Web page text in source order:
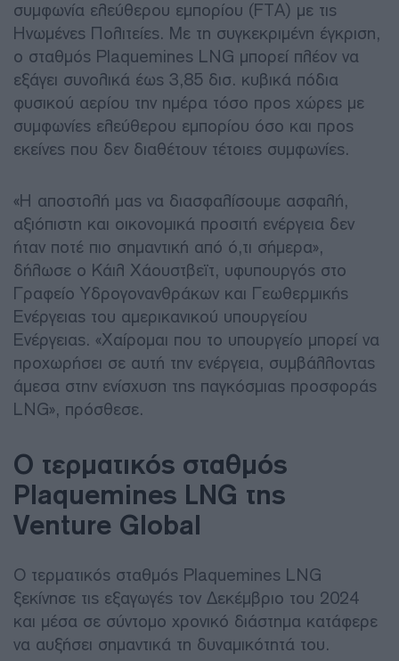
συμφωνία ελεύθερου εμπορίου (FTA) με τις
Ηνωμένες Πολιτείες. Με τη συγκεκριμένη έγκριση,
ο σταθμός Plaquemines LNG μπορεί πλέον να
εξάγει συνολικά έως 3,85 δισ. κυβικά πόδια
φυσικού αερίου την ημέρα τόσο προς χώρες με
συμφωνίες ελεύθερου εμπορίου όσο και προς
εκείνες που δεν διαθέτουν τέτοιες συμφωνίες.
«Η αποστολή μας να διασφαλίσουμε ασφαλή,
αξιόπιστη και οικονομικά προσιτή ενέργεια δεν
ήταν ποτέ πιο σημαντική από ό,τι σήμερα»,
δήλωσε ο Κάιλ Χάουστβεϊτ, υφυπουργός στο
Γραφείο Υδρογονανθράκων και Γεωθερμικής
Ενέργειας του αμερικανικού υπουργείου
Ενέργειας. «Χαίρομαι που το υπουργείο μπορεί να
προχωρήσει σε αυτή την ενέργεια, συμβάλλοντας
άμεσα στην ενίσχυση της παγκόσμιας προσφοράς
LNG», πρόσθεσε.
Ο τερματικός σταθμός
Plaquemines LNG της
Venture Global
Ο τερματικός σταθμός Plaquemines LNG
ξεκίνησε τις εξαγωγές τον Δεκέμβριο του 2024
και μέσα σε σύντομο χρονικό διάστημα κατάφερε
να αυξήσει σημαντικά τη δυναμικότητά του.